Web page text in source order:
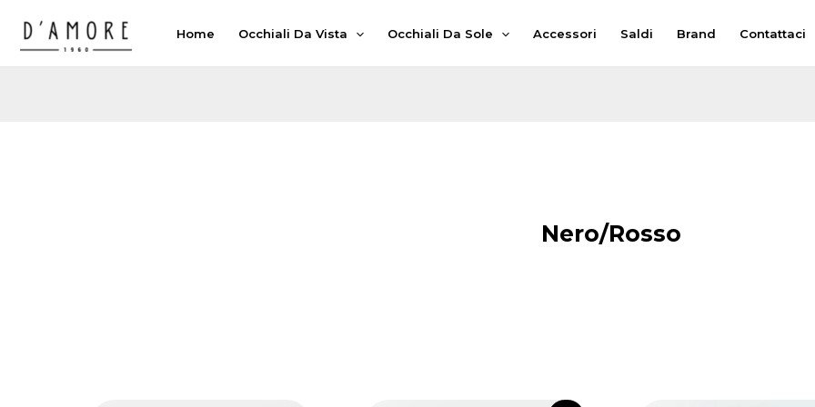
Home Occhiali Da Vista Occhiali Da Sole Accessori Saldi Brand Contattaci
Nero/Rosso